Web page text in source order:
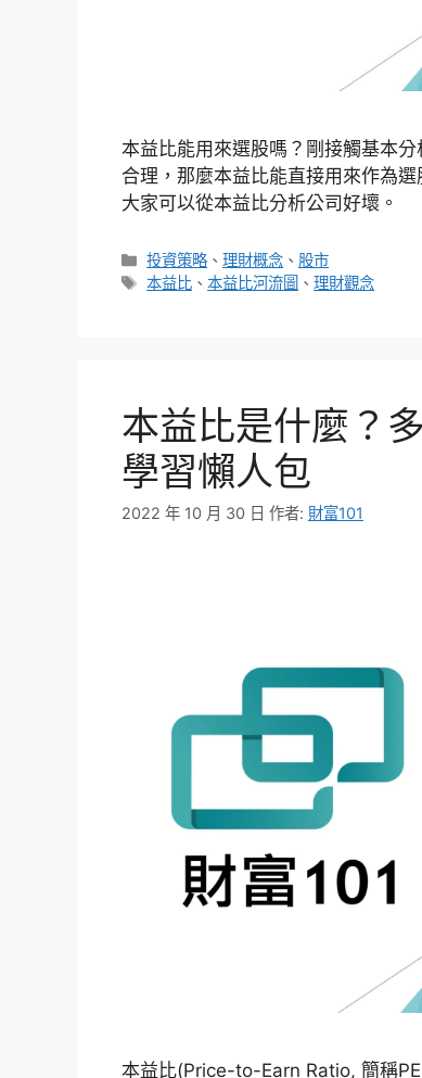
本益比能用來選股嗎？剛接觸基本
合理，那麼本益比能直接用來作為
大家可以從本益比分析公司好壞。
分
類
投資策略 、理財概念 、 股市
標
本益比 、本益比河流圖 、理財觀念
本益比是什麼？
學習懶人包
2022 年 10 月 30 日 作者: 財富101
本益比(Price-to-Earn Ratio, 簡稱